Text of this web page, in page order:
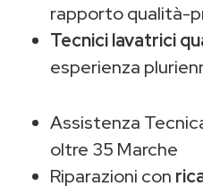
rapporto qualità-
Tecnici lavatrici
esperienza
Assistenza
oltre 35 Marche
Riparazioni con